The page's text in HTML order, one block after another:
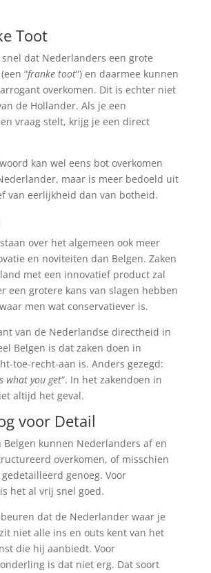
Toot
dat Nederlanders een grote
“franke toot“) en daarmee kunnen
overkomen. Dit is echter niet
de Hollander. Als je een
vraag stelt, krijg je een direct
kan wel eens bot overkomen
maar is meer bedoeld uit
van eerlijkheid dan van botheid.
over het algemeen ook meer
en noviteiten dan Belgen. Zaken
met een innovatief product zal
een grotere kans van slagen hebben
men wat conservatiever is.
van de Nederlandse directheid in
Belgen is dat zaken doen in
toe-recht-aan is. Anders gezegd:
what you get“. In het zakendoen in
altijd het geval.
voor Detail
Belgen kunnen Nederlanders af en
overkomen, of misschien
genoeg. Voor
het al vrij snel goed.
dat de Nederlander waar je
niet alle ins en outs kent van het
die hij aanbiedt. Voor
is dat niet erg. Dat soort